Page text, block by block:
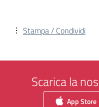
Stampa / Condividi
Scarica la
App Store